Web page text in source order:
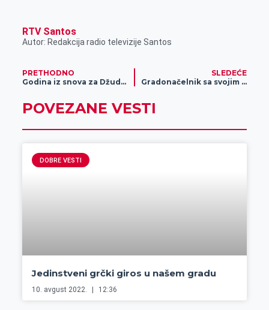
RTV Santos
Autor: Redakcija radio televizije Santos
PRETHODNO
Godina iz snova za Džudo klub Proleter
SLEDEĆE
Gradonačelnik sa svojim saradnicima uručio novogodišnje paketiće učenicima Osnovne i srednje škole „9. maj“ – iduće godine novi objekat biće u funkciji
POVEZANE VESTI
DOBRE VESTI
Jedinstveni grčki giros u našem gradu
10. avgust 2022. 12:36